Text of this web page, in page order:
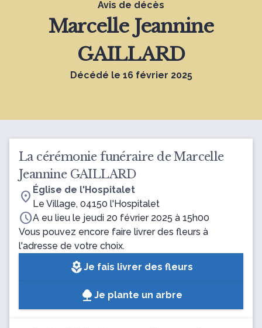
Avis de décès
Marcelle Jeannine
GAILLARD
Décédé le 16 février 2025
La cérémonie funéraire de Marcelle
Jeannine GAILLARD
location_on Église de l'Hospitalet
Le Village, 04150 l'Hospitalet
scheduleA eu lieu le jeudi 20 février 2025 à 15h00
Vous pouvez encore faire livrer des fleurs à
l'adresse de votre choix.
local_floristJe fais livrer des fleurs
Je plante un arbre